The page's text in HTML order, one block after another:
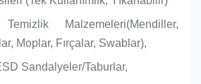
Malzemeleri(Mendiller,
Moplar, Fırçalar, Swablar),
Sandalyeler/Taburlar,